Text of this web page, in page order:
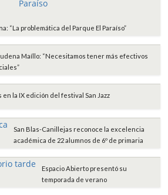
“La problemática del Parque El Paraíso”
Maíllo: “Necesitamos tener más efectivos
en la IX edición del festival San Jazz
San Blas-Canillejas reconoce la excelencia
académica de 22 alumnos de 6º de primaria
Espacio Abierto presentó su
temporada de verano